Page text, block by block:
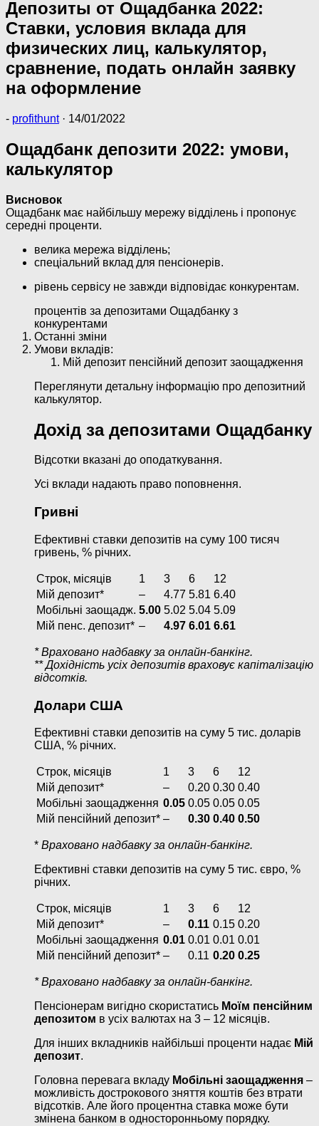
Депозиты от Ощадбанка 2022:
Ставки, условия вклада для
физических лиц, калькулятор,
сравнение, подать онлайн заявку
на оформление
- profithunt · 14/01/2022
Ощадбанк депозити 2022: умови,
калькулятор
Висновок
Ощадбанк має найбільшу мережу відділень і пропонує
середні проценти.
велика мережа відділень;
спеціальний вклад для пенсіонерів.
рівень сервісу не завжди відповідає конкурентам.
процентів за депозитами Ощадбанку з
конкурентами
Останні зміни
Умови вкладів:
Мій депозит пенсійний депозит заощадження
Переглянути детальну інформацію про депозитний
калькулятор.
Дохід за депозитами Ощадбанку
Відсотки вказані до оподаткування.
Усі вклади надають право поповнення.
Гривні
Ефективні ставки депозитів на суму 100 тисяч
гривень, % річних.
Строк, місяців 1 3 6
12
Мій депозит*
– 4.77 5.81 6.40
Мобільні заощадж. 5.00 5.02 5.04 5.09
Мій пенс. депозит* – 4.97 6.01 6.61
* Враховано надбавку за онлайн-банкінг.
** Дохідність усіх депозитів враховує капіталізацію
відсотків.
Долари США
Ефективні ставки депозитів на суму 5 тис. доларів
США, % річних.
Строк, місяців 1 3 6
12
Мій депозит*
– 0.20 0.30 0.40
Мобільні заощадження 0.05 0.05 0.05 0.05
Мій пенсійний депозит* – 0.30 0.40 0.50
* Враховано надбавку за онлайн-банкінг.
Ефективні ставки депозитів на суму 5 тис. євро, %
річних.
Строк, місяців 1 3 6
12
Мій депозит*
– 0.11 0.15 0.20
Мобільні заощадження 0.01 0.01 0.01 0.01
Мій пенсійний депозит* – 0.11 0.20 0.25
* Враховано надбавку за онлайн-банкінг.
Пенсіонерам вигідно скористатись Моїм пенсійним
депозитом в усіх валютах на 3 – 12 місяців.
Для інших вкладників найбільші проценти надає Мій
депозит.
Головна перевага вкладу Мобільні заощадження –
можливість дострокового зняття коштів без втрати
відсотків. Але його процентна ставка може бути
змінена банком в односторонньому порядку.